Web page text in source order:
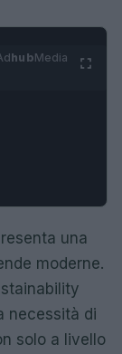
hubMedia
una
moderne.
necessità di
solo a livello